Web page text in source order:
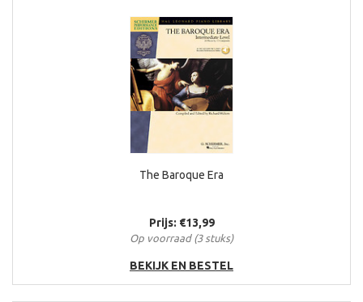
The Baroque Era
Prijs: €13,99
Op voorraad (3 stuks)
BEKIJK EN BESTEL